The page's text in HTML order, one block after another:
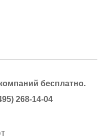
бесплатно.
268-14-04